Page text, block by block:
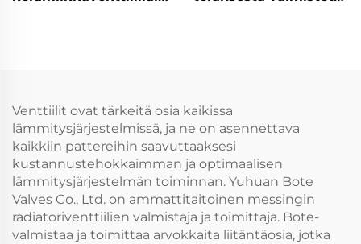
Venttiilit ovat tärkeitä osia kaikissa
lämmitysjärjestelmissä, ja ne on asennettava
kaikkiin pattereihin saavuttaaksesi
kustannustehokkaimman ja optimaalisen
lämmitysjärjestelmän toiminnan. Yuhuan Bote
Valves Co., Ltd. on ammattitaitoinen messingin
radiatoriventtiilien valmistaja ja toimittaja. Bote-
valmistaa ja toimittaa arvokkaita liitäntäosia, jotka